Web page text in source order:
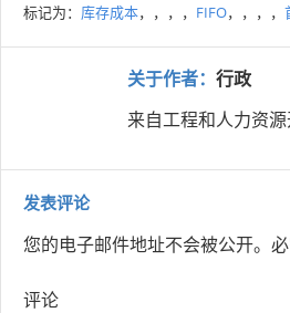
标记为： 库存成本，，，， FIFO，，，，
关于作者： 行政
来自工程和人力资
发表评论
您的电子邮件地址不会被公开。
评论